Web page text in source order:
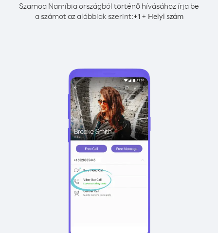
Szamoa Namíbia országból történő hívásához írja be
a számot az alábbiak szerint:+1+ Helyi szám